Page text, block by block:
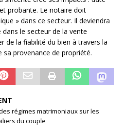
probante. Le notaire doit
» dans ce secteur. Il deviendra
dans le secteur de la vente
de la fiabilité du bien à travers la
sa provenance de propriété.
régimes matrimoniaux sur les
du couple